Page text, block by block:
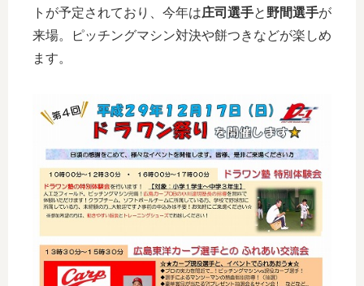
トが予定されており、今年は庄司選手と 野間選手が
来場。ピッチングマシン対決や餅つきなどが楽しめ
ます。